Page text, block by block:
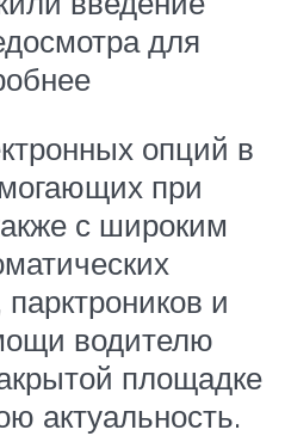
для
опций в
при
с широким
и
водителю
площадке
актуальность.